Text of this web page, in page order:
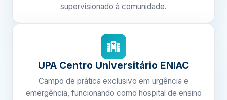
supervisionado à comunidade.
UPA Centro Universitário ENIAC
Campo de prática exclusivo em urgência e
emergência, funcionando como hospital de ensino